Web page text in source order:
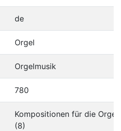
de
Orgel
Orgelmusik
780
Kompositionen für die Orgel
(8)